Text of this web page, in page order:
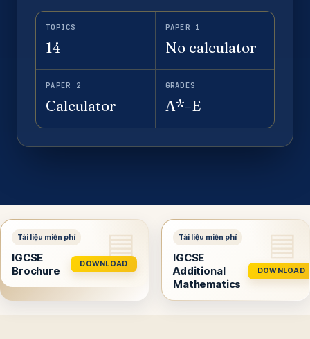
TOPICS
14
PAPER 1
No calculator
PAPER 2
Calculator
GRADES
A*–E
IGCSE
Brochure
DOWNLOAD
IGCSE
Additional
Mathematics
DOWNLOAD